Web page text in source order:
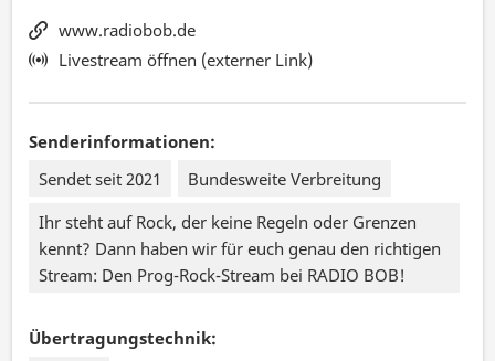
www.radiobob.de
Livestream öffnen (externer Link)
Senderinformationen:
Sendet seit 2021
Bundesweite Verbreitung
Ihr steht auf Rock, der keine Regeln oder Grenzen
kennt? Dann haben wir für euch genau den richtigen
Stream: Den Prog-Rock-Stream bei RADIO BOB!
Übertragungstechnik: